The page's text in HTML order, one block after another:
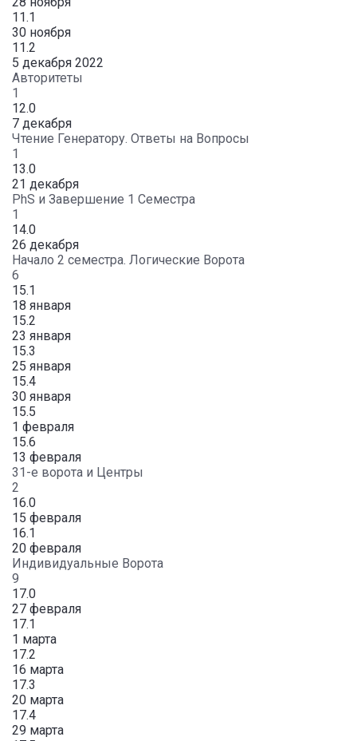
11.1
30 ноября
11.2
5 декабря 2022
Авторитеты
1
12.0
7 декабря
Чтение Генератору. Ответы на Вопросы
1
13.0
21 декабря
PhS и Завершение 1 Семестра
1
14.0
26 декабря
Начало 2 семестра. Логические Ворота
6
15.1
18 января
15.2
23 января
15.3
25 января
15.4
30 января
15.5
1 февраля
15.6
13 февраля
31-е ворота и Центры
2
16.0
15 февраля
16.1
20 февраля
Индивидуальные Ворота
9
17.0
27 февраля
17.1
1 марта
17.2
16 марта
17.3
20 марта
17.4
29 марта